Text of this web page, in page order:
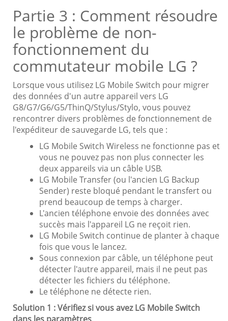
Partie 3 : Comment résoudre
le problème de non-
fonctionnement du
commutateur mobile LG ?
Lorsque vous utilisez LG Mobile Switch pour migrer
des données d'un autre appareil vers LG
G8/G7/G6/G5/ThinQ/Stylus/Stylo, vous pouvez
rencontrer divers problèmes de fonctionnement de
l'expéditeur de sauvegarde LG, tels que :
LG Mobile Switch Wireless ne fonctionne pas et
vous ne pouvez pas non plus connecter les
deux appareils via un câble USB.
LG Mobile Transfer (ou l'ancien LG Backup
Sender) reste bloqué pendant le transfert ou
prend beaucoup de temps à charger.
L'ancien téléphone envoie des données avec
succès mais l'appareil LG ne reçoit rien.
LG Mobile Switch continue de planter à chaque
fois que vous le lancez.
Sous connexion par câble, un téléphone peut
détecter l'autre appareil, mais il ne peut pas
détecter les fichiers du téléphone.
Le téléphone ne détecte rien.
Solution 1 : Vérifiez si vous avez LG Mobile Switch